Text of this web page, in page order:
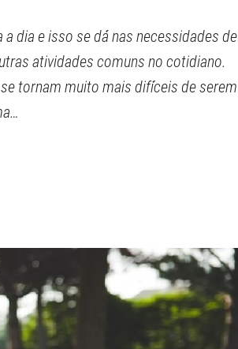
dia e isso se dá nas necessidades de
atividades comuns no cotidiano.
tornam muito mais difíceis de serem